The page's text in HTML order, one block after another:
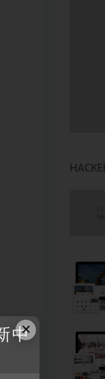
×
中